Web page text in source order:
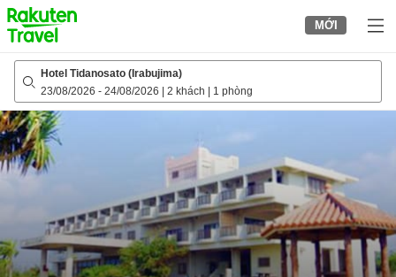
to
top
page
MỚI
Hotel Tidanosato (Irabujima)
23/08/2026 - 24/08/2026 2 khách 1 phòng